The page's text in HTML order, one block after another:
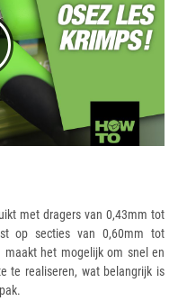
met dragers van 0,43mm tot
op secties van 0,60mm tot
het mogelijk om snel en
te realiseren, wat belangrijk is